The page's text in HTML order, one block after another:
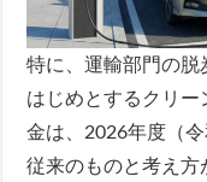
特に、運輸部門の脱
はじめとするクリー
金は、2026年度（
従来のものと考え方